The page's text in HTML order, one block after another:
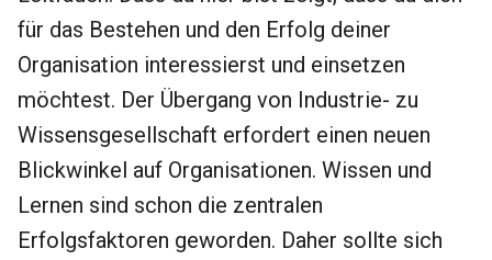
d
i
n
t
i
für das Bestehen und den Erfolg deiner
Organisation interessierst und einsetzen
möchtest. Der Übergang von Industrie- zu
Wissensgesellschaft erfordert einen neuen
Blickwinkel auf Organisationen. Wissen und
Lernen sind schon die zentralen
Erfolgsfaktoren geworden. Daher sollte sich